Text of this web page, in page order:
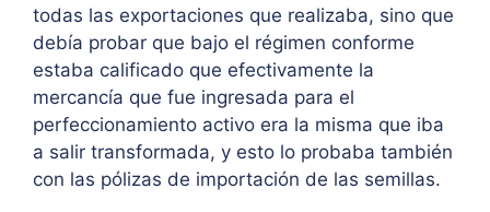
todas las exportaciones que realizaba, sino que
debía probar que bajo el régimen conforme
estaba calificado que efectivamente la
mercancía que fue ingresada para el
perfeccionamiento activo era la misma que iba
a salir transformada, y esto lo probaba también
con las pólizas de importación de las semillas.